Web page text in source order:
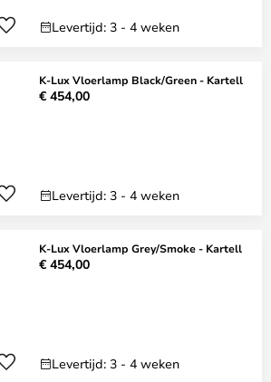
Levertijd: 3 - 4 weken
K-Lux Vloerlamp Black/Green - Kartell
€ 454,00
Levertijd: 3 - 4 weken
K-Lux Vloerlamp Grey/Smoke - Kartell
€ 454,00
Levertijd: 3 - 4 weken